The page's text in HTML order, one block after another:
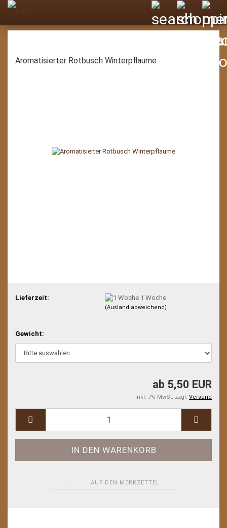
Aromatisierter Rotbusch Winterpflaume
Lieferzeit: 1 Woche
(Ausland abweichend)
Gewicht:
ab 5,50 EUR
inkl. 7% MwSt. zzgl. Versand
AUF DEN MERKZETTEL